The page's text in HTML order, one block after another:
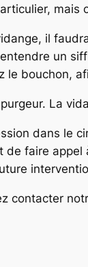
il
un
bouchon,
La
dans le
de faire
contacter